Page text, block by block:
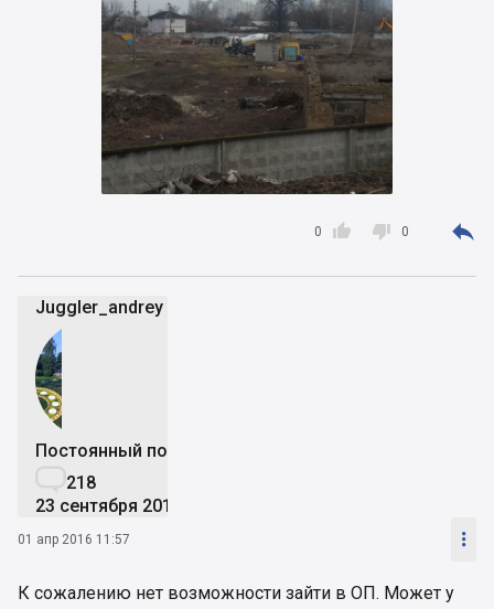

0  0 
Juggler_andrey
Постоянный пользователь
218
23 сентября 2014
01 апр 2016 11:57 
К сожалению нет возможности зайти в ОП. Может у